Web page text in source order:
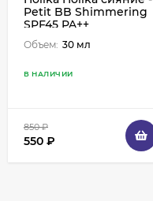
Petit BB Shimmering
SPF45 PA++
Объем: 30 мл
В НАЛИЧИИ
850₽
550 ₽